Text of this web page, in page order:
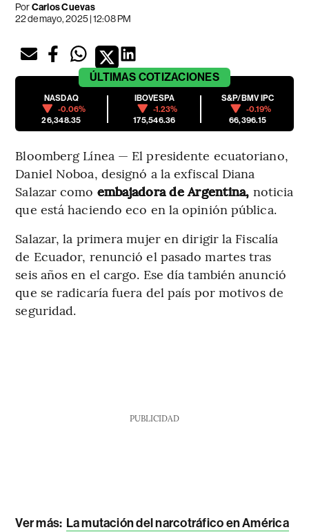
PorCarlos Cuevas
22 de mayo, 2025 | 12:08 PM
ÚLTIMAS COTIZACIONES
NASDAQ
-0.06%
26,348.35
IBOVESPA
-1.23%
175,546.36
S&P/BMV IPC
-0.19%
66,396.15
Bloomberg Línea — El presidente ecuatoriano,
Daniel Noboa, designó a la exfiscal Diana
Salazar como embajadora de Argentina, noticia
que está haciendo eco en la opinión pública.
Salazar, la primera mujer en dirigir la Fiscalía
de Ecuador, renunció el pasado martes tras
seis años en el cargo. Ese día también anunció
que se radicaría fuera del país por motivos de
seguridad.
PUBLICIDAD
Ver más: La mutación del narcotráfico en América